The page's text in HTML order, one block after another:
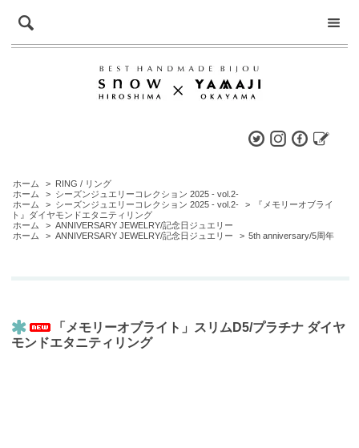
ホーム > RING / リング
ホーム
> シーズンジュエリーコレクション 2025 - vol.2-
ホーム
> シーズンジュエリーコレクション 2025 - vol.2- >
『メモリーオブライ
ト』ダイヤモンドエタニティリング
ホーム
> ANNIVERSARY JEWELRY/記念日ジュエリー
ホーム
> ANNIVERSARY JEWELRY/記念日ジュエリー > 5th anniversary/5周年
「メモリーオブライト」スリムD5/プラチナ ダイヤ
モンドエタニティリング